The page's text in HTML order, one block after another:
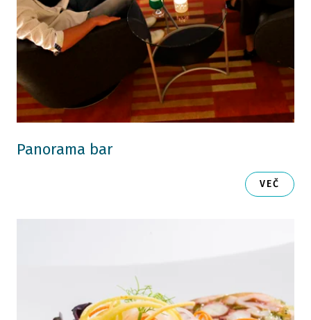
Panorama bar
VEČ